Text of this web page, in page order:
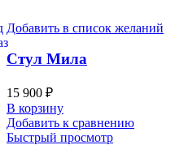
Добавить в список желаний
Стул Мила
15 900 ₽
В корзину
Добавить к сравнению
Быстрый просмотр